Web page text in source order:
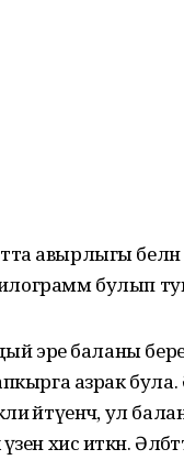
авырлыгы
булып
эре баланы
азрак
әйтүенчә, ул
хис иткән.